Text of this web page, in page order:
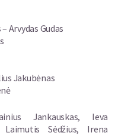
vaikus mokys plėsti
atviriau, kitoniškiau,
ir jautrią kelionę širdies
Arvydas Gudas
Jakubėnas
Jankauskas, Ieva
Sėdžius, Irena